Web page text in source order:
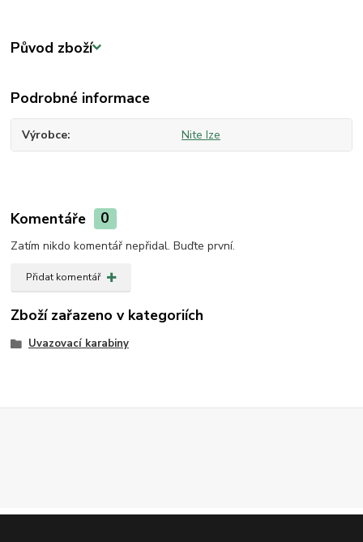
Původ zboží
Podrobné informace
Výrobce Nite Ize
Komentáře 0
Zatím nikdo komentář nepřidal. Buďte první.
Přidat komentář
Zboží zařazeno v kategoriích
Uvazovací karabiny